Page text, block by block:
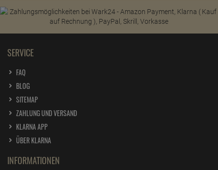
SERVICE
FAQ
BLOG
SITEMAP
ZAHLUNG UND VERSAND
KLARNA APP
ÜBER KLARNA
INFORMATIONEN